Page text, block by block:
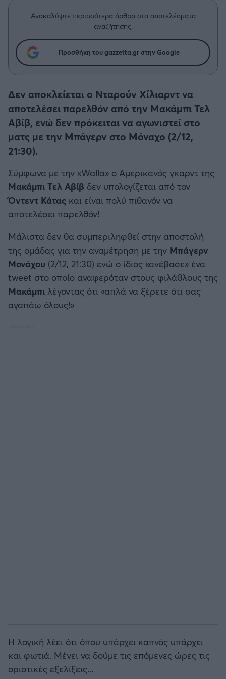
Άρης
Λεβαδειακός
Βόλος
Ατρόμητος Αθηνών
Αστέρας Τρίπολης
Παναιτωλικός
Καλαμάτα
Ηρακλής
Μπαρτσελόνα
Μεγάλη μου Αγάπη
Ανακαλύψτε περισσότερα άρθρα στα αποτελέσματα
αναζήτησης.
Προσθήκη του gazzetta.gr στην Google
Δεν αποκλείεται ο Νταρούν Χίλιαρντ να
αποτελέσει παρελθόν από την Μακάμπι Τελ
Αβίβ, ενώ δεν πρόκειται να αγωνιστεί στο
ματς με την Μπάγερν στο Μόναχο (2/12,
21:30).
Σύμφωνα με την «Walla» ο Αμερικανός γκαρντ της
Μακάμπι Τελ Αβίβ δεν υπολογίζεται από τον
Όντεντ Κάτας και είναι πολύ πιθανόν να
αποτελέσει παρελθόν!
Μάλιστα δεν θα συμπεριληφθεί στην αποστολή
της ομάδας για την αναμέτρηση με την Μπάγερν
Μονάχου (2/12, 21:30) ενώ ο ίδιος «ανέβασε» ένα
tweet στο οποίο αναφερόταν στους φιλάθλους της
Μακάμπι λέγοντας ότι «απλά να ξέρετε ότι σας
αγαπάω όλους!»
Η λογική λέει ότι όπου υπάρχει καπνός υπάρχει
και φωτιά. Μένει να δούμε τις επόμενες ώρες τις
οριστικές εξελίξεις...